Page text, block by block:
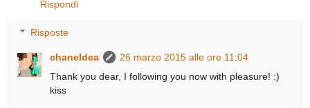
Rispondi
Risposte
chaneldea
26 marzo 2015 alle ore 11:04
Thank you dear, I following you now with pleasure! :)
kiss